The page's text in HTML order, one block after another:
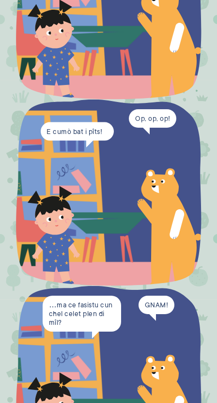
E cumò bat i pîts!
Op, op, op!
…ma ce fasistu cun
chel celet plen di
mîl?
GNAM!